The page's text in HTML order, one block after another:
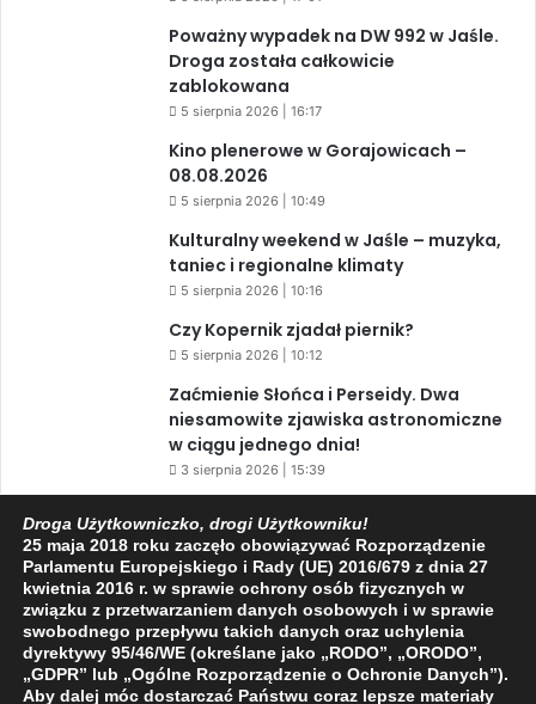
Poważny wypadek na DW 992 w Jaśle.
Droga została całkowicie
zablokowana
5 sierpnia 2026 | 16:17
Kino plenerowe w Gorajowicach –
08.08.2026
5 sierpnia 2026 | 10:49
Kulturalny weekend w Jaśle – muzyka,
taniec i regionalne klimaty
5 sierpnia 2026 | 10:16
Czy Kopernik zjadał piernik?
5 sierpnia 2026 | 10:12
Zaćmienie Słońca i Perseidy. Dwa
niesamowite zjawiska astronomiczne
w ciągu jednego dnia!
3 sierpnia 2026 | 15:39
Facebook
X YouTube
2009 - 2026 © Wszelkie prawa zastrzeżone
Droga Użytkowniczko, drogi Użytkowniku!
25 maja 2018 roku zaczęło obowiązywać Rozporządzenie
Parlamentu Europejskiego i Rady (UE) 2016/679 z dnia 27
kwietnia 2016 r. w sprawie ochrony osób fizycznych w
związku z przetwarzaniem danych osobowych i w sprawie
swobodnego przepływu takich danych oraz uchylenia
dyrektywy 95/46/WE (określane jako „RODO”, „ORODO”,
„GDPR” lub „Ogólne Rozporządzenie o Ochronie Danych”).
Aby dalej móc dostarczać Państwu coraz lepsze materiały